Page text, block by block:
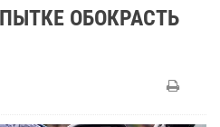
ОБОКРАСТЬ